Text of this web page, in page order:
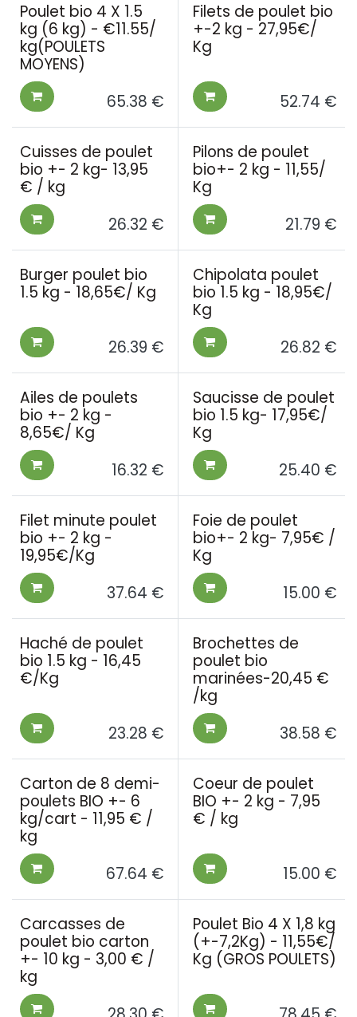
Poulet bio 4 X 1.5
kg (6 kg) - €11.55/
kg(POULETS
MOYENS)
65.38 €
Filets de poulet bio
+-2 kg - 27,95€/
Kg
52.74 €
Cuisses de poulet
bio +- 2 kg- 13,95
€ / kg
26.32 €
Pilons de poulet
bio+- 2 kg - 11,55/
Kg
21.79 €
Burger poulet bio
1.5 kg - 18,65€/ Kg
26.39 €
Chipolata poulet
bio 1.5 kg - 18,95€/
Kg
26.82 €
Ailes de poulets
bio +- 2 kg -
8,65€/ Kg
16.32 €
Saucisse de poulet
bio 1.5 kg- 17,95€/
Kg
25.40 €
Filet minute poulet
bio +- 2 kg -
19,95€/Kg
37.64 €
Foie de poulet
bio+- 2 kg- 7,95€ /
Kg
15.00 €
Haché de poulet
bio 1.5 kg - 16,45
€/Kg
23.28 €
Brochettes de
poulet bio
marinées-20,45 €
/kg
38.58 €
Carton de 8 demi-
poulets BIO +- 6
kg/cart - 11,95 € /
kg
67.64 €
Coeur de poulet
BIO +- 2 kg - 7,95
€ / kg
15.00 €
Carcasses de
poulet bio carton
+- 10 kg - 3,00 € /
kg
Poulet Bio 4 X 1,8 kg
(+-7,2Kg) - 11,55€/
Kg (GROS POULETS)